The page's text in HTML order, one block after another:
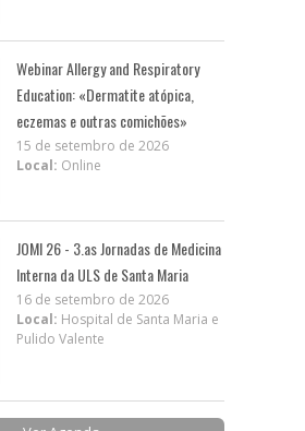
Webinar Allergy and Respiratory
Education: «Dermatite atópica,
eczemas e outras comichões»
15 de setembro de 2026
Local: Online
JOMI 26 - 3.as Jornadas de Medicina
Interna da ULS de Santa Maria
16 de setembro de 2026
Local: Hospital de Santa Maria e
Pulido Valente